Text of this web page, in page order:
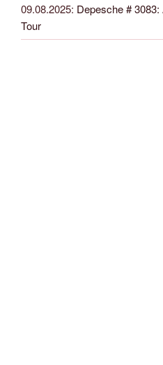
09.08.2025: Depesche #
Tour